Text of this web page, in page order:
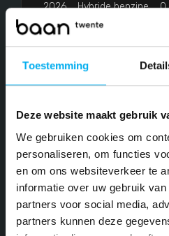
Toestemming
Deze website maakt gebruik
We gebruiken cookies om
personaliseren, om functies
en om ons websiteverkeer te
informatie over uw gebruik
partners voor social media,
partners kunnen deze
MPV
SUV
Basiskleur
Blauw
Grijs
2026 Hybride benzine 0
€ 43.952of€ 573
Mercedes-Benz C-
2026 Hybride benzine 0
€ 59.512of€ 776 p/m
Mercedes-Benz
300e 4-MATIC Sport
2026 Hybride benzine